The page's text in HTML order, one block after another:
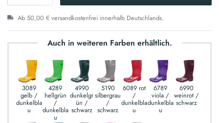
Ab 50,00 € versandkostenfrei innerhalb Deutschlands.
Auch in weiteren Farben erhältlich.
3089
gelb /
dunkelbla
u
4289
hellgrün
/
dunkelbla
u
4990
dunkelgr
ün /
schwarz
5190
silbergrau
/
schwarz
6089 rot
/
dunkelbla
u
6789
viola /
dunkelbla
u
6990
weinrot /
schwarz